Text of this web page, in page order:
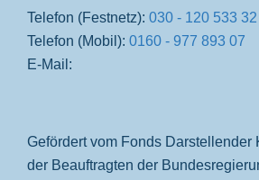
Telefon (Festnetz): 030 - 120 533 32
Telefon (Mobil): 0160 - 977 893 07
E-Mail:
Gefördert vom Fonds Darstellender
der Beauftragten der